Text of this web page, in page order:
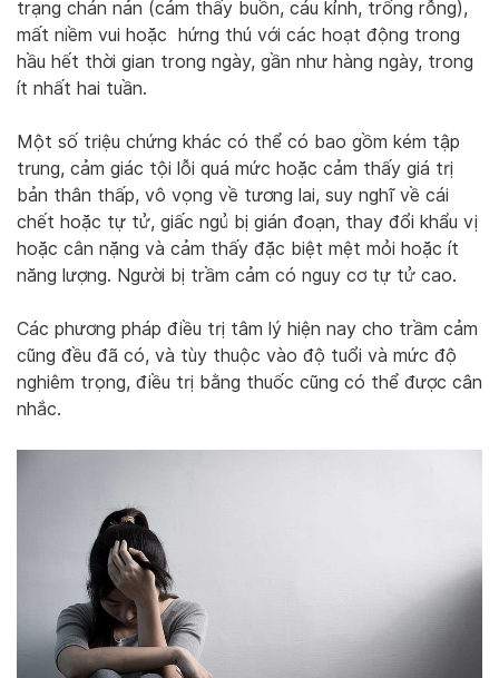
trạng chán nản (cảm thấy buồn, cáu kỉnh, trống rỗng),
mất niềm vui hoặc hứng thú với các hoạt động trong
hầu hết thời gian trong ngày, gần như hàng ngày, trong
ít nhất hai tuần.
Một số triệu chứng khác có thể có bao gồm kém tập
trung, cảm giác tội lỗi quá mức hoặc cảm thấy giá trị
bản thân thấp, vô vọng về tương lai, suy nghĩ về cái
chết hoặc tự tử, giấc ngủ bị gián đoạn, thay đổi khẩu vị
hoặc cân nặng và cảm thấy đặc biệt mệt mỏi hoặc ít
năng lượng. Người bị trầm cảm có nguy cơ tự tử cao.
Các phương pháp điều trị tâm lý hiện nay cho trầm cảm
cũng đều đã có, và tùy thuộc vào độ tuổi và mức độ
nghiêm trọng, điều trị bằng thuốc cũng có thể được cân
nhắc.